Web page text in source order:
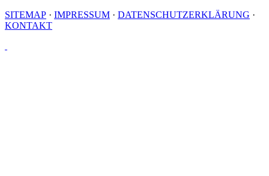
SITEMAP · IMPRESSUM · DATENSCHUTZERKLÄRUNG ·
KONTAKT